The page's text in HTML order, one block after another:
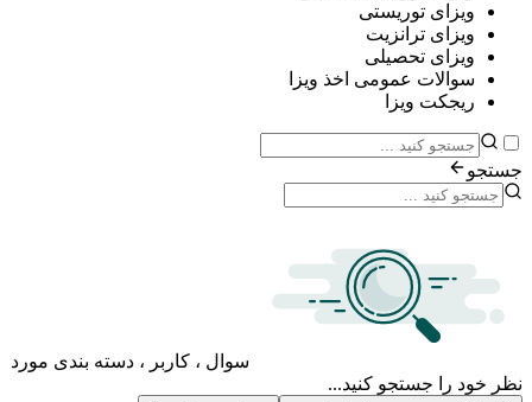
توریستی
ترانزیت
تحصیلی
عمومی اخذ ویزا
ویزا
سوال ، کاربر ، دسته بندی مورد
جستجو کنید...